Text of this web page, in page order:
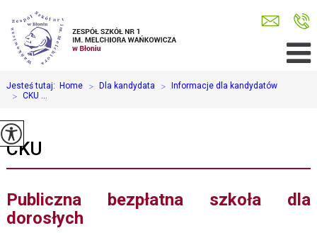
Jesteś tutaj: Home > Dla kandydata > Informacje dla kandydatów
> CKU ...
CKU
Publiczna bezpłatna szkoła dla
dorosłych